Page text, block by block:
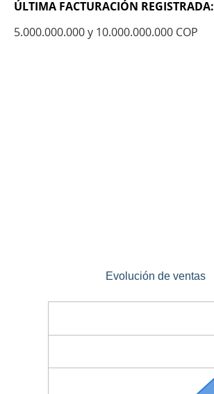
ÚLTIMA FACTURACIÓN REGISTRADA:
5.000.000.000 y 10.000.000.000 COP
Evolución de ventas